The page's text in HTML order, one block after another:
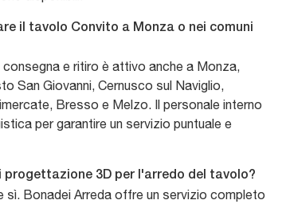
il tavolo Convito a Monza o nei comuni
consegna e ritiro è attivo anche a Monza,
San Giovanni, Cernusco sul Naviglio,
Bresso e Melzo. Il personale interno
per garantire un servizio puntuale e
progettazione 3D per l'arredo del tavolo?
sì. Bonadei Arreda offre un servizio completo